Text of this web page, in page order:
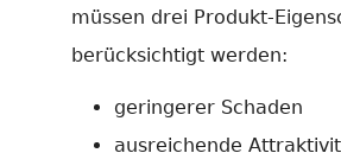
müssen drei Produkt-
berücksichtigt werden:
geringerer Schaden
ausreichende